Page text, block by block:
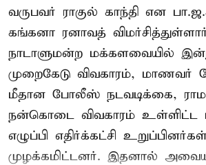
வருபவர் ராகுல் காந்தி என
கங்கனா ரனாவத்
நாடாளுமன்ற மக்களவையில்
முறைகேடு விவகாரம், மாணவர்
மீதான போலீஸ் நடவடிக்கை,
நன்கொடை விவகாரம் உள்ளிட்ட
எழுப்பி எதிர்க்கட்சி
முழக்கமிட்டனர். இதனால்